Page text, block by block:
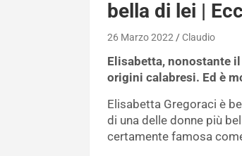
bella di lei |
26 Marzo 2022 Claudio
Elisabetta, nonostante
origini calabresi. Ed è
Elisabetta Gregoraci è
di una delle donne più
certamente famosa